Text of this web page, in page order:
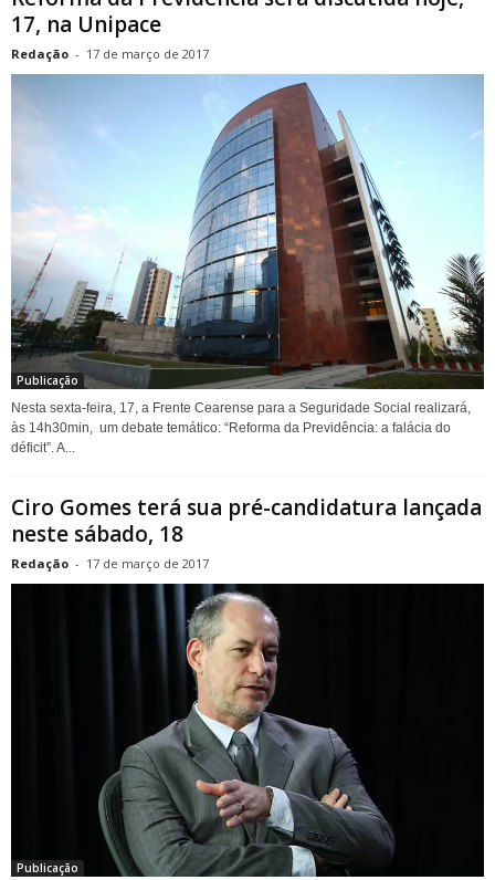
17, na Unipace
Redação - 17 de março de 2017
Publicação
Nesta sexta-feira, 17, a Frente Cearense para a Seguridade Social realizará,
às 14h30min, um debate temático: “Reforma da Previdência: a falácia do
déficit”. A...
Ciro Gomes terá sua pré-candidatura lançada
neste sábado, 18
Redação - 17 de março de 2017
Publicação